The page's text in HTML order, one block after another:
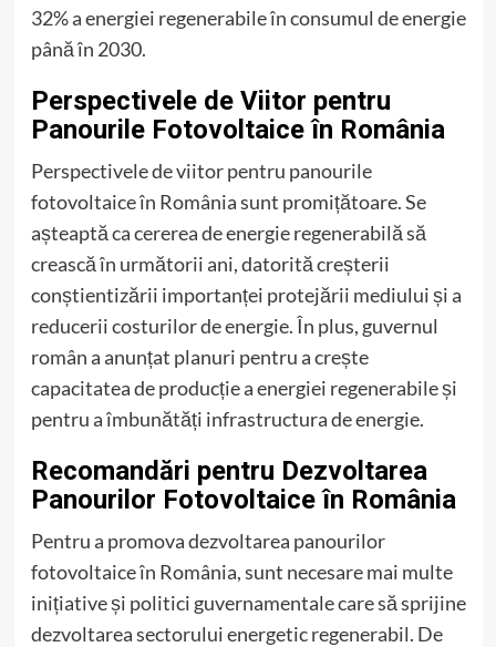
32% a energiei regenerabile în consumul de energie
până în 2030.
Perspectivele de Viitor pentru
Panourile Fotovoltaice în România
Perspectivele de viitor pentru panourile
fotovoltaice în România sunt promițătoare. Se
așteaptă ca cererea de energie regenerabilă să
crească în următorii ani, datorită creșterii
conștientizării importanței protejării mediului și a
reducerii costurilor de energie. În plus, guvernul
român a anunțat planuri pentru a crește
capacitatea de producție a energiei regenerabile și
pentru a îmbunătăți infrastructura de energie.
Recomandări pentru Dezvoltarea
Panourilor Fotovoltaice în România
Pentru a promova dezvoltarea panourilor
fotovoltaice în România, sunt necesare mai multe
inițiative și politici guvernamentale care să sprijine
dezvoltarea sectorului energetic regenerabil. De